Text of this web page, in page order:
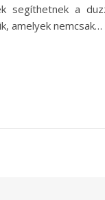
segíthetnek a
amelyek nemcsak…